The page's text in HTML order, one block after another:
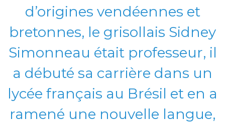
d’origines vendéennes et
bretonnes, le grisollais Sidney
Simonneau était professeur, il
a débuté sa carrière dans un
lycée français au Brésil et en a
ramené une nouvelle langue,